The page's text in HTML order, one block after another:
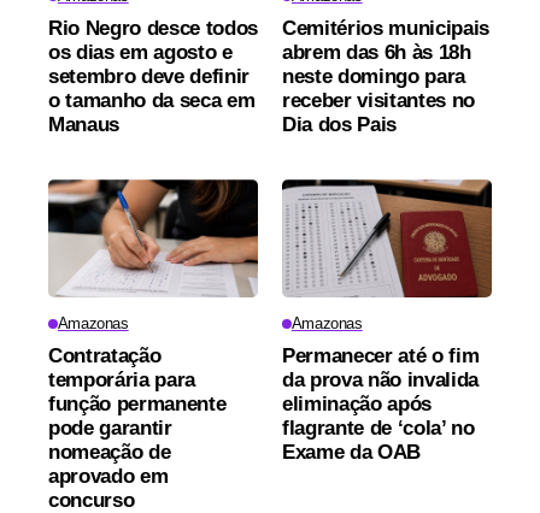
Rio Negro desce todos
os dias em agosto e
setembro deve definir
o tamanho da seca em
Manaus
Cemitérios municipais
abrem das 6h às 18h
neste domingo para
receber visitantes no
Dia dos Pais
Amazonas
Contratação
temporária para
função permanente
pode garantir
nomeação de
aprovado em
concurso
Amazonas
Permanecer até o fim
da prova não invalida
eliminação após
flagrante de ‘cola’ no
Exame da OAB